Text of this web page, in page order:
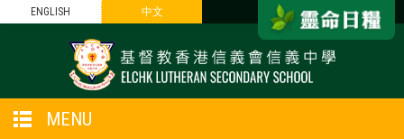
ENGLISH 中文
MENU